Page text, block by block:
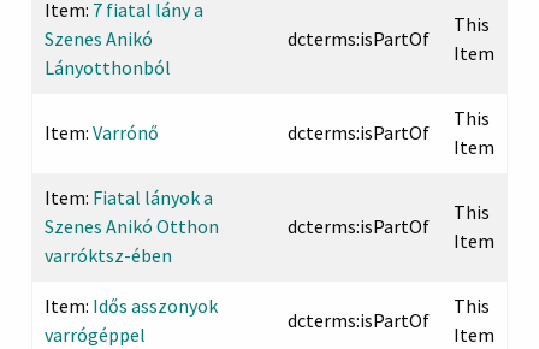
Item: 7 fiatal lány a
Szenes Anikó
Lányotthonból
dcterms:isPartOf
This
Item
Item: Varrónő dcterms:isPartOf
This
Item
Item: Fiatal lányok a
Szenes Anikó Otthon
varróktsz-ében
dcterms:isPartOf
This
Item
Item: Idős asszonyok
varrógéppel
dcterms:isPartOf
This
Item